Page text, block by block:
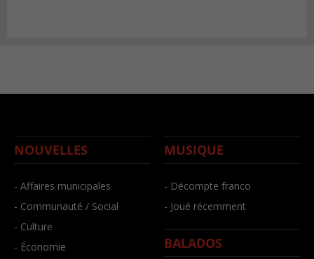
NOUVELLES
- Affaires municipales
- Communauté / Social
- Culture
- Économie
MUSIQUE
- Décompte franco
- Joué récemment
BALADOS